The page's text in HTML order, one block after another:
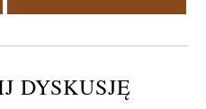
DYSKUSJĘ